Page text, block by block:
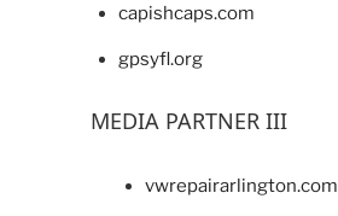
capishcaps.com
gpsyfl.org
MEDIA PARTNER III
vwrepairarlington.com